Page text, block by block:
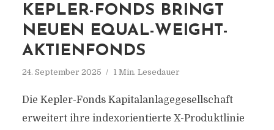
KEPLER-FONDS BRINGT
NEUEN EQUAL-WEIGHT-
AKTIENFONDS
24. September 2025 1 Min. Lesedauer
Die Kepler-Fonds Kapitalanlagegesellschaft
erweitert ihre indexorientierte X-Produktlinie